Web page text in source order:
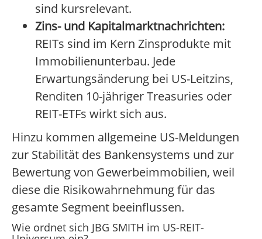
sind kursrelevant.
Zins- und Kapitalmarktnachrichten:
REITs sind im Kern Zinsprodukte mit
Immobilienunterbau. Jede
Erwartungsänderung bei US-Leitzins,
Renditen 10-jähriger Treasuries oder
REIT-ETFs wirkt sich aus.
Hinzu kommen allgemeine US-Meldungen
zur Stabilität des Bankensystems und zur
Bewertung von Gewerbeimmobilien, weil
diese die Risikowahrnehmung für das
gesamte Segment beeinflussen.
Wie ordnet sich JBG SMITH im US-REIT-